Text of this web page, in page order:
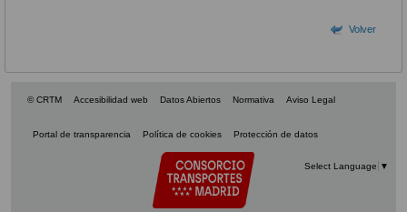
Volver
© CRTM Accesibilidad web Datos Abiertos Normativa Aviso Legal
Portal de transparencia Política de cookies Protección de datos
Select Language ▼